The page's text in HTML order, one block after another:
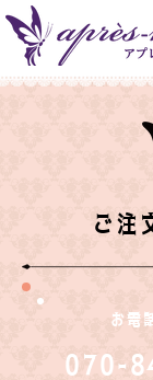
ご注
お電
070-